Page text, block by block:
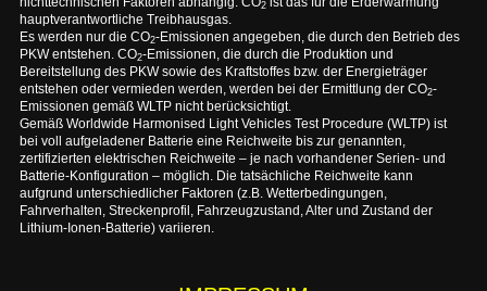
2
hauptverantwortliche Treibhausgas.
Es werden nur die CO2-Emissionen angegeben, die durch den Betrieb des
PKW entstehen. CO2-Emissionen, die durch die Produktion und
Bereitstellung des PKW sowie des Kraftstoffes bzw. der Energieträger
entstehen oder vermieden werden, werden bei der Ermittlung der CO2-
Emissionen gemäß WLTP nicht berücksichtigt.
Gemäß Worldwide Harmonised Light Vehicles Test Procedure (WLTP) ist
bei voll aufgeladener Batterie eine Reichweite bis zur genannten,
zertifizierten elektrischen Reichweite – je nach vorhandener Serien- und
Batterie-Konfiguration – möglich. Die tatsächliche Reichweite kann
aufgrund unterschiedlicher Faktoren (z.B. Wetterbedingungen,
Fahrverhalten, Streckenprofil, Fahrzeugzustand, Alter und Zustand der
Lithium-Ionen-Batterie) variieren.